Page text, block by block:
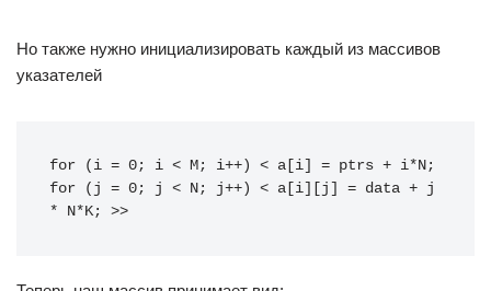
Но также нужно инициализировать каждый из массивов
указателей
for (i = 0; i < M; i++) < a[i] = ptrs + i*N;
for (j = 0; j < N; j++) < a[i][j] = data + j
* N*K; >>